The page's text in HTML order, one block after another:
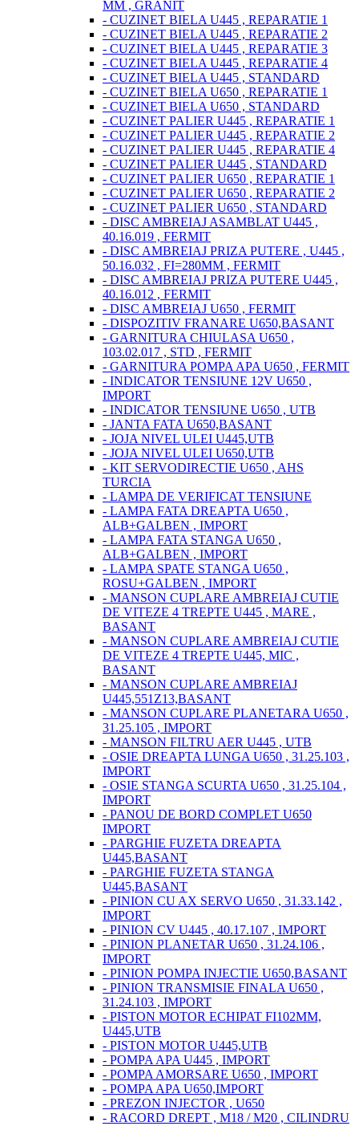
MM , GRANIT
- CUZINET BIELA U445 , REPARATIE 1
- CUZINET BIELA U445 , REPARATIE 2
- CUZINET BIELA U445 , REPARATIE 3
- CUZINET BIELA U445 , REPARATIE 4
- CUZINET BIELA U445 , STANDARD
- CUZINET BIELA U650 , REPARATIE 1
- CUZINET BIELA U650 , STANDARD
- CUZINET PALIER U445 , REPARATIE 1
- CUZINET PALIER U445 , REPARATIE 2
- CUZINET PALIER U445 , REPARATIE 4
- CUZINET PALIER U445 , STANDARD
- CUZINET PALIER U650 , REPARATIE 1
- CUZINET PALIER U650 , REPARATIE 2
- CUZINET PALIER U650 , STANDARD
- DISC AMBREIAJ ASAMBLAT U445 ,
40.16.019 , FERMIT
- DISC AMBREIAJ PRIZA PUTERE , U445 ,
50.16.032 , FI=280MM , FERMIT
- DISC AMBREIAJ PRIZA PUTERE U445 ,
40.16.012 , FERMIT
- DISC AMBREIAJ U650 , FERMIT
- DISPOZITIV FRANARE U650,BASANT
- GARNITURA CHIULASA U650 ,
103.02.017 , STD , FERMIT
- GARNITURA POMPA APA U650 , FERMIT
- INDICATOR TENSIUNE 12V U650 ,
IMPORT
- INDICATOR TENSIUNE U650 , UTB
- JANTA FATA U650,BASANT
- JOJA NIVEL ULEI U445,UTB
- JOJA NIVEL ULEI U650,UTB
- KIT SERVODIRECTIE U650 , AHS
TURCIA
- LAMPA DE VERIFICAT TENSIUNE
- LAMPA FATA DREAPTA U650 ,
ALB+GALBEN , IMPORT
- LAMPA FATA STANGA U650 ,
ALB+GALBEN , IMPORT
- LAMPA SPATE STANGA U650 ,
ROSU+GALBEN , IMPORT
- MANSON CUPLARE AMBREIAJ CUTIE
DE VITEZE 4 TREPTE U445 , MARE ,
BASANT
- MANSON CUPLARE AMBREIAJ CUTIE
DE VITEZE 4 TREPTE U445, MIC ,
BASANT
- MANSON CUPLARE AMBREIAJ
U445,551Z13,BASANT
- MANSON CUPLARE PLANETARA U650 ,
31.25.105 , IMPORT
- MANSON FILTRU AER U445 , UTB
- OSIE DREAPTA LUNGA U650 , 31.25.103 ,
IMPORT
- OSIE STANGA SCURTA U650 , 31.25.104 ,
IMPORT
- PANOU DE BORD COMPLET U650
IMPORT
- PARGHIE FUZETA DREAPTA
U445,BASANT
- PARGHIE FUZETA STANGA
U445,BASANT
- PINION CU AX SERVO U650 , 31.33.142 ,
IMPORT
- PINION CV U445 , 40.17.107 , IMPORT
- PINION PLANETAR U650 , 31.24.106 ,
IMPORT
- PINION POMPA INJECTIE U650,BASANT
- PINION TRANSMISIE FINALA U650 ,
31.24.103 , IMPORT
- PISTON MOTOR ECHIPAT FI102MM,
U445,UTB
- PISTON MOTOR U445,UTB
- POMPA APA U445 , IMPORT
- POMPA AMORSARE U650 , IMPORT
- POMPA APA U650,IMPORT
- PREZON INJECTOR , U650
- RACORD DREPT , M18 / M20 , CILINDRU